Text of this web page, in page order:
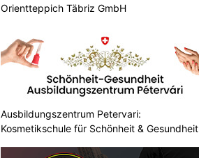
Orientteppich Täbriz GmbH
Ausbildungszentrum Petervari:
Kosmetikschule für Schönheit & Gesundheit